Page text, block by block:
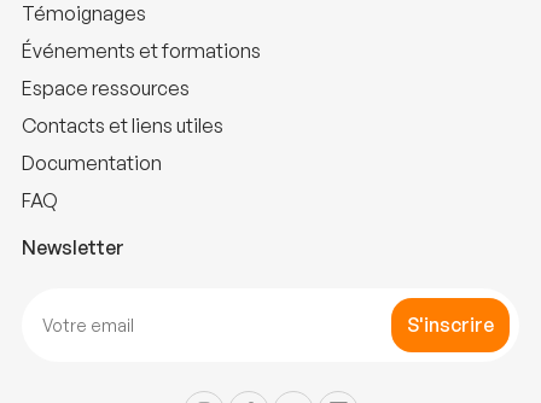
Témoignages
Événements et formations
Espace ressources
Contacts et liens utiles
Documentation
FAQ
Newsletter
S'inscrire